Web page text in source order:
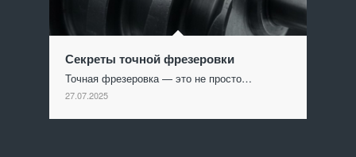
Секреты точной фрезеровки
Точная фрезеровка — это не просто…
27.07.2025